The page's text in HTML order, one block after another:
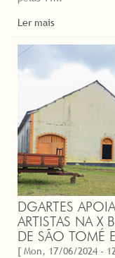
Ler mais
DGARTES
ARTISTAS NA X
DE SÃO TOMÉ
[ Mon, 17/06/2024 -